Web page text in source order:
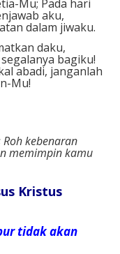
Mu; Pada hari
aku,
dalam jiwaku.
daku,
bagiku!
abadi, janganlah
Mu!
kebenaran
memimpin kamu
Kristus
tidak akan